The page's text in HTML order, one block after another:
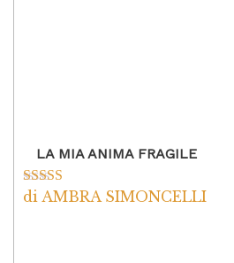
LA MIA ANIMA FRAGILE
Valutato5su
di AMBRA SIMONCELLI